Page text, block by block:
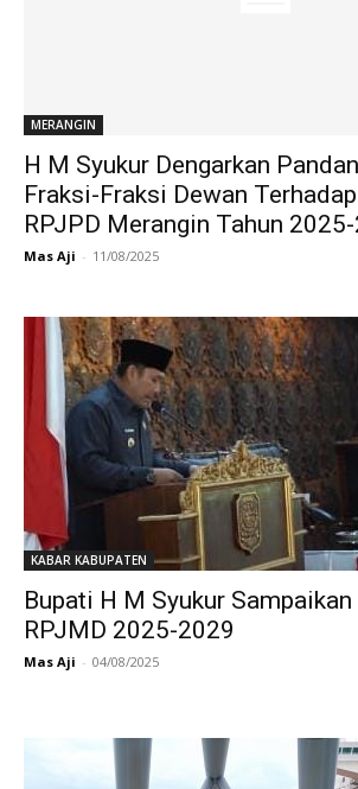
MERANGIN
H M Syukur Dengarkan
Fraksi-Fraksi Dewan
RPJPD Merangin Tahun
Mas Aji - 11/08/2025
KABAR KABUPATEN
Bupati H M Syukur Sampaikan
RPJMD 2025-2029
Mas Aji - 04/08/2025